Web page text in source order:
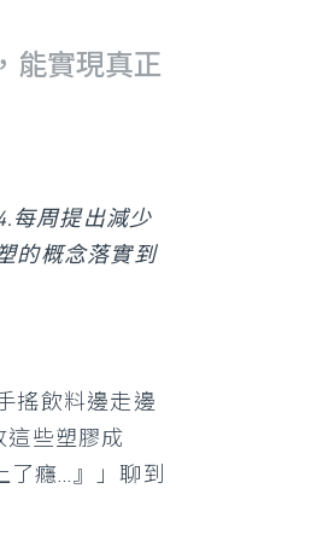
能實現真正
每周提出減少
的概念落實到
搖飲料邊走邊
這些塑膠成
癮…』」聊到